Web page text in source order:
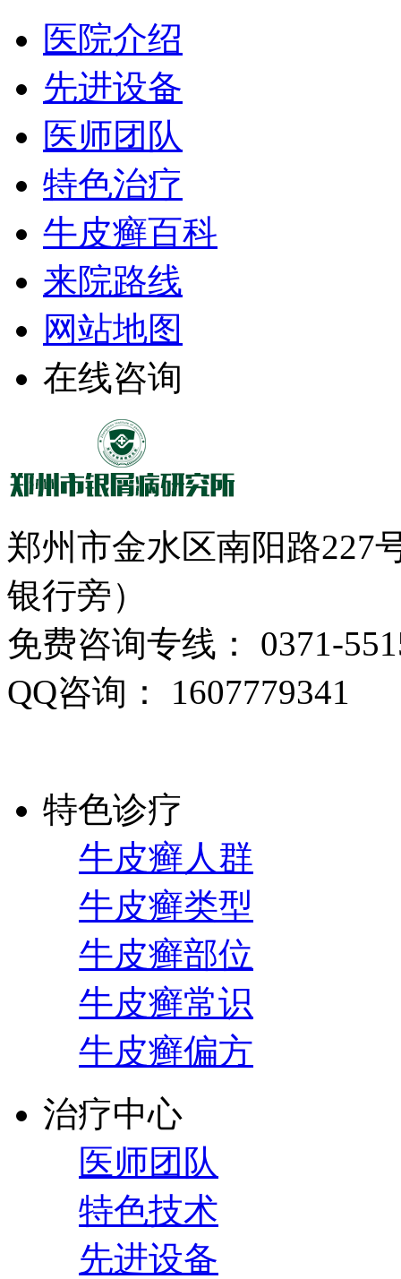
医院介绍
先进设备
医师团队
特色治疗
牛皮癣百科
来院路线
网站地图
在线咨询
郑州市金水区南阳路227
银行旁）
免费咨询专线： 0371-
QQ咨询： 1607779341
特色诊疗
牛皮癣人群
牛皮癣类型
牛皮癣部位
牛皮癣常识
牛皮癣偏方
治疗中心
医师团队
特色技术
先进设备